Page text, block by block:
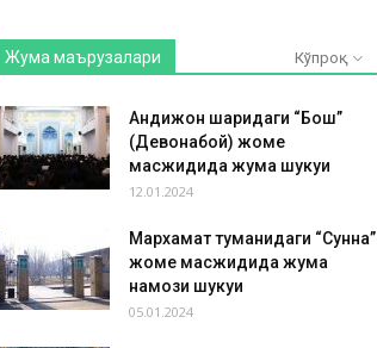
Жума маърузалари Кўпроқ
Андижон шаҳридаги “Бош”
(Девонабой) жоме
масжидида жума шукуҳи
12.01.2024
Мархамат туманидаги “Сунна”
жоме масжидида жума
намози шукуҳи
05.01.2024